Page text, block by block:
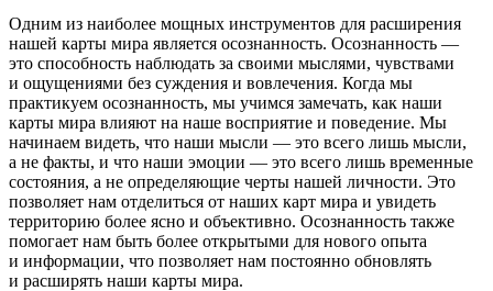
Одним из наиболее мощных инструментов для расширения
нашей карты мира является осознанность. Осознанность —
это способность наблюдать за своими мыслями, чувствами
и ощущениями без суждения и вовлечения. Когда мы
практикуем осознанность, мы учимся замечать, как наши
карты мира влияют на наше восприятие и поведение. Мы
начинаем видеть, что наши мысли — это всего лишь мысли,
а не факты, и что наши эмоции — это всего лишь временные
состояния, а не определяющие черты нашей личности. Это
позволяет нам отделиться от наших карт мира и увидеть
территорию более ясно и объективно. Осознанность также
помогает нам быть более открытыми для нового опыта
и информации, что позволяет нам постоянно обновлять
и расширять наши карты мира.